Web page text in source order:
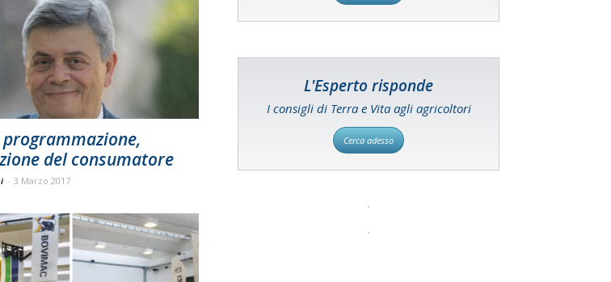
del consumatore
- 3 Marzo 2017
L'Esperto risponde
I consigli di Terra e Vita agli agricoltori
Cerca adesso